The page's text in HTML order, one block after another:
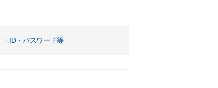
ID・パスワード等